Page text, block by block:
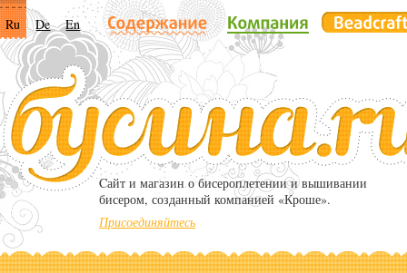
Ru De En
Cайт и магазин о бисероплетении и вышивании
бисером, созданный компанией «Кроше».
Присоединяйтесь